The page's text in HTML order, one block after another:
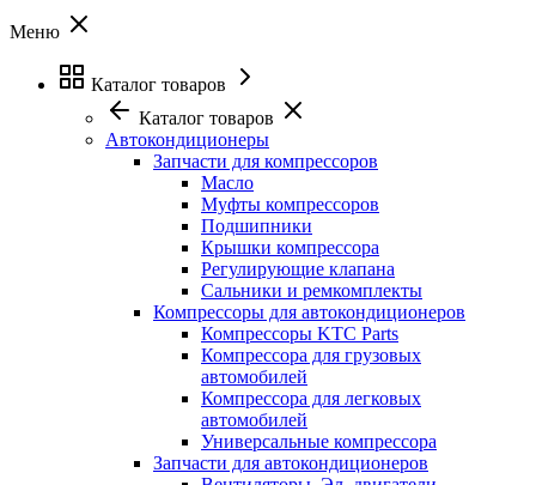
Меню
Каталог товаров
Каталог товаров
Автокондиционеры
Запчасти для компрессоров
Масло
Муфты компрессоров
Подшипники
Крышки компрессора
Регулирующие клапана
Сальники и ремкомплекты
Компрессоры для автокондиционеров
Компрессоры KTC Parts
Компрессора для грузовых
автомобилей
Компрессора для легковых
автомобилей
Универсальные компрессора
Запчасти для автокондиционеров